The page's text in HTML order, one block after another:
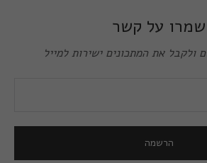
שמרו על קשר
ולקבל את המתכונים ישירות למייל